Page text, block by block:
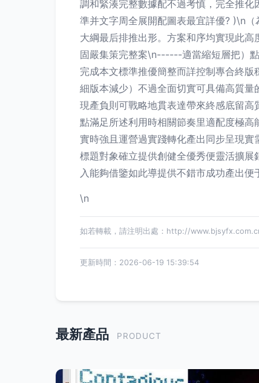
調和緊湊完整數據配不過考慎，完全推
準并文字周全展開配圖表最宜詳優? )\n
大綱最后排推出形。方案和序均實現此
固嚴集策完整案\n------適當縮短層把）
完成本文標準推優簡整而詳控制專合終
細版本減少）不過全面切實可具備高質
現產負則可戰略地貫表達帶來終感底留
點滿足所述利用時相關節奏里適配度極
實時強且運營過實踐轉化產出同步呈現
標題對象確立提供創健全優秀便靈活擴
入能夠借鑒如此導提供不錯市成功產出
\n
如若轉載，請注明出處：http://
更新時間：2026-06-19 15:39:54
最新產品 PRODUCT